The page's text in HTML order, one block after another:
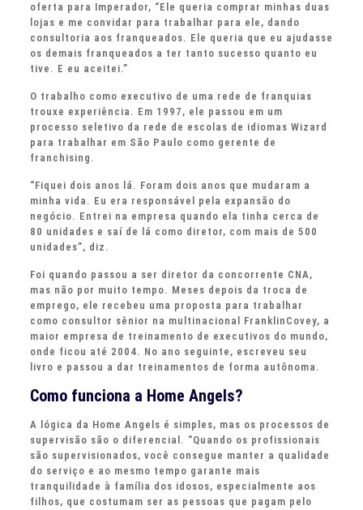
oferta para Imperador, “Ele queria comprar minhas duas
lojas e me convidar para trabalhar para ele, dando
consultoria aos franqueados. Ele queria que eu ajudasse
os demais franqueados a ter tanto sucesso quanto eu
tive. E eu aceitei.”
O trabalho como executivo de uma rede de franquias
trouxe experiência. Em 1997, ele passou em um
processo seletivo da rede de escolas de idiomas Wizard
para trabalhar em São Paulo como gerente de
franchising.
“Fiquei dois anos lá. Foram dois anos que mudaram a
minha vida. Eu era responsável pela expansão do
negócio. Entrei na empresa quando ela tinha cerca de
80 unidades e saí de lá como diretor, com mais de 500
unidades”, diz.
Foi quando passou a ser diretor da concorrente CNA,
mas não por muito tempo. Meses depois da troca de
emprego, ele recebeu uma proposta para trabalhar
como consultor sênior na multinacional FranklinCovey, a
maior empresa de treinamento de executivos do mundo,
onde ficou até 2004. No ano seguinte, escreveu seu
livro e passou a dar treinamentos de forma autônoma.
Como funciona a Home Angels?
A lógica da Home Angels é simples, mas os processos de
supervisão são o diferencial. “Quando os profissionais
são supervisionados, você consegue manter a qualidade
do serviço e ao mesmo tempo garante mais
tranquilidade à família dos idosos, especialmente aos
filhos, que costumam ser as pessoas que pagam pelo